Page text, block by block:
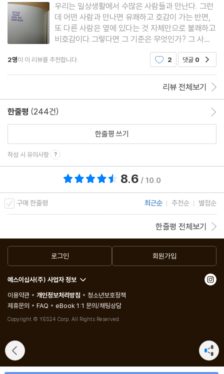
5장 공격적이지 않으면서 단호하게 나를 표현하는 법
상대의 감정을 자극하려면 말투의 강약을 조절하라
불가능을 가능이라 말하는 것은 긍정이 아니다
거절 뒤에는 반드시 긍정적인 멘트를 추가하라
지나친 솔직함이 결국 나를 해친다
‘믿을 만한 사람’은 말투로 완성된다
나를 지키는 용기가 진정한 용기다
나를 지키는 말투는 그 자체로 선이다
좋은 말투의 법칙 ⑤ 지식의 저주, 때로는 지식이 의사소통을 가로
우리는 일상생활에서 수많은 사람들과 만난다. 그런
데 어떤 사람과 만나면 유쾌하고 호감이 가는 반면,
또 다른 사람은 옆에 있다는 것 자체만으로 불쾌하고
비호감이다.그렇다면 그 기준은 무엇인가? 그 사람
의 성격, 외모, 분위기가 될 수 있는데 외모를 제외하
고 성격과 분위기를 형성하고 타인으로 하여금 판단
2명이 이 리뷰를 추천합니다. 2 댓글 0
리뷰 전체보기
한줄평 (244건)
한줄평 쓰기
작성 시 유의사항
8.6 / 10.0
구매 한줄평 최근순 추천순 별점순
한줄평 전체보기
로그인 회원가입
예스이십사(주) 사업자 정보
이용약관
개인정보처리방침
청소년보호정책
제휴문의
FAQ eBook 1:1 문의/채팅상담
Copyright © YES24 Corp. All Rights Reserved.